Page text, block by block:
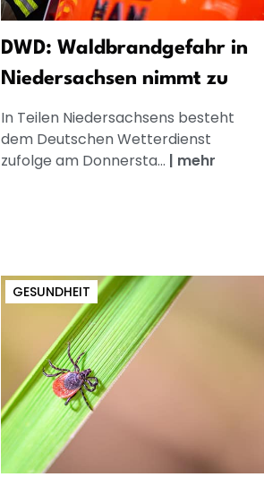
DWD: Waldbrandgefahr in
Niedersachsen nimmt zu
In Teilen Niedersachsens besteht
dem Deutschen Wetterdienst
zufolge am Donnersta... | mehr
GESUNDHEIT